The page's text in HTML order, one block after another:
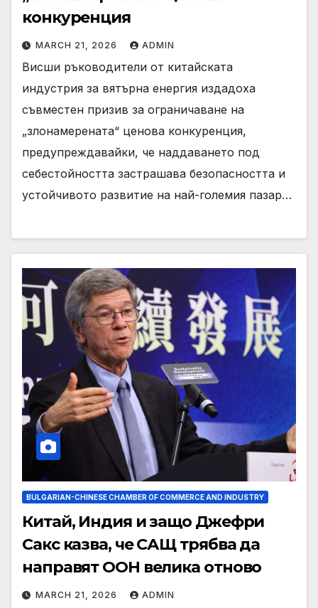
конкуренция
MARCH 21, 2026 ADMIN
Висши ръководители от китайската
индустрия за вятърна енергия издадоха
съвместен призив за ограничаване на
„злонамерената“ ценова конкуренция,
предупреждавайки, че наддаването под
себестойността застрашава безопасността и
устойчивото развитие на най-големия пазар…
BULGARIAN-CHINESE CHAMBER OF COMMERCE AND INDUSTRY
Китай, Индия и защо Джефри
Сакс казва, че САЩ трябва да
направят ООН велика отново
MARCH 21, 2026 ADMIN